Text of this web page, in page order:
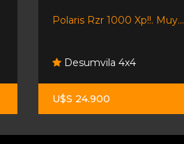
Polaris Rzr 1000 Xp!!. Muy...
Desumvila 4x4
U$S 24.900